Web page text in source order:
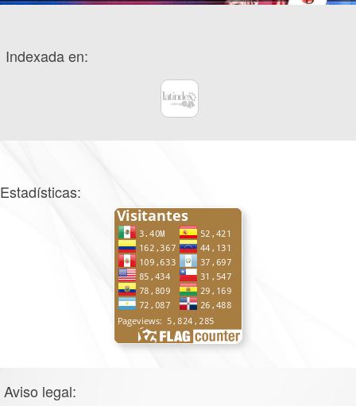
Indexada en:
Estadísticas:
Aviso legal: